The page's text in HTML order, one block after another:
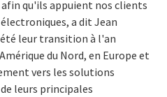
qu'ils appuient nos clients
a dit Jean
leur transition à l'an
du Nord, en Europe et
vers les solutions
leurs principales